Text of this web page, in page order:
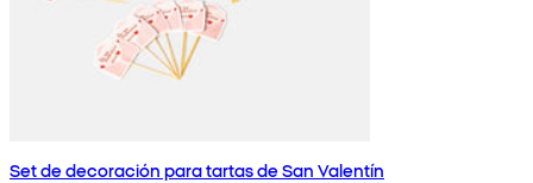
Set de decoración para tartas de San Valentín